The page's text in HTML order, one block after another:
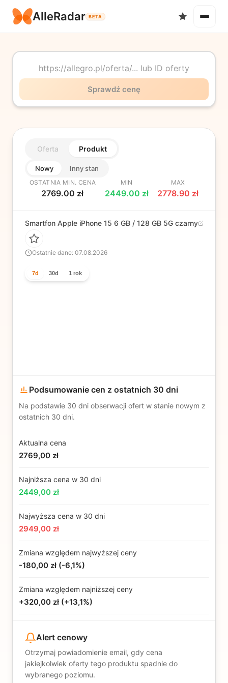
AlleRadar BETA
Okazje
Sprawdź cenę
Oferta Produkt
Nowy Inny stan
OSTATNIA MIN. CENA
2769.00 zł
MIN
2449.00 zł
MAX
2778.90 zł
Smartfon Apple iPhone 15 6 GB / 128 GB 5G czarny
Ostatnie dane: 07.08.2026
7d 30d 1 rok
Podsumowanie cen z ostatnich 30 dni
Na podstawie 30 dni obserwacji ofert w stanie nowym z
ostatnich 30 dni.
Aktualna cena
2769,00 zł
Najniższa cena w 30 dni
2449,00 zł
Najwyższa cena w 30 dni
2949,00 zł
Zmiana względem najwyższej ceny
-180,00 zł (-6,1%)
Zmiana względem najniższej ceny
+320,00 zł (+13,1%)
Alert cenowy
Otrzymaj powiadomienie email, gdy cena
jakiejkolwiek oferty tego produktu spadnie do
wybranego poziomu.